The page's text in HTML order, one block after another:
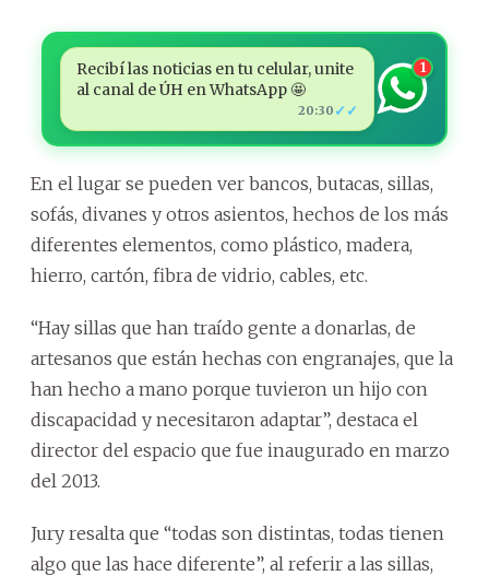
Recibí las noticias en tu celular, unite
al canal de ÚH en WhatsApp 🤩
20:30 ✓✓
1
En el lugar se pueden ver bancos, butacas, sillas,
sofás, divanes y otros asientos, hechos de los más
diferentes elementos, como plástico, madera,
hierro, cartón, fibra de vidrio, cables, etc.
“Hay sillas que han traído gente a donarlas, de
artesanos que están hechas con engranajes, que la
han hecho a mano porque tuvieron un hijo con
discapacidad y necesitaron adaptar”, destaca el
director del espacio que fue inaugurado en marzo
del 2013.
Jury resalta que “todas son distintas, todas tienen
algo que las hace diferente”, al referir a las sillas,